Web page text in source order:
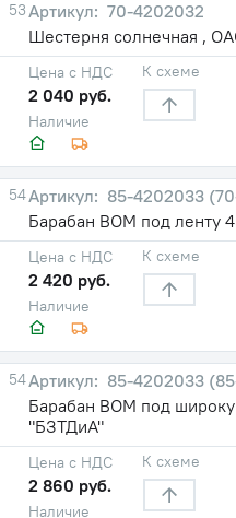
53
70-4202032
Шестерня солнечная ,
Наличие
Цена с НДС
2 040 руб.
К схеме
54
85-4202033
Барабан ВОМ под ленту
Наличие
Цена с НДС
2 420 руб.
К схеме
54
85-4202033
Барабан ВОМ под
"БЗТДиА"
Наличие
Цена с НДС
2 860 руб.
К схеме